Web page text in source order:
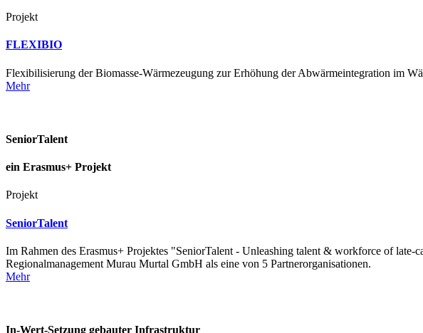
Projekt
FLEXIBIO
Flexibilisierung der Biomasse-Wärmezeugung zur Erhöhung der Abwärmeintegration im
Mehr
SeniorTalent
ein Erasmus+ Projekt
Projekt
SeniorTalent
Im Rahmen des Erasmus+ Projektes "SeniorTalent - Unleashing talent & workforce of
Regionalmanagement Murau Murtal GmbH als eine von 5 Partnerorganisationen.
Mehr
In-Wert-Setzung gebauter Infrastruktur